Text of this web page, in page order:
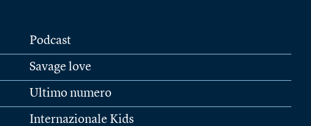
Podcast
Savage love
Ultimo numero
Internazionale Kids